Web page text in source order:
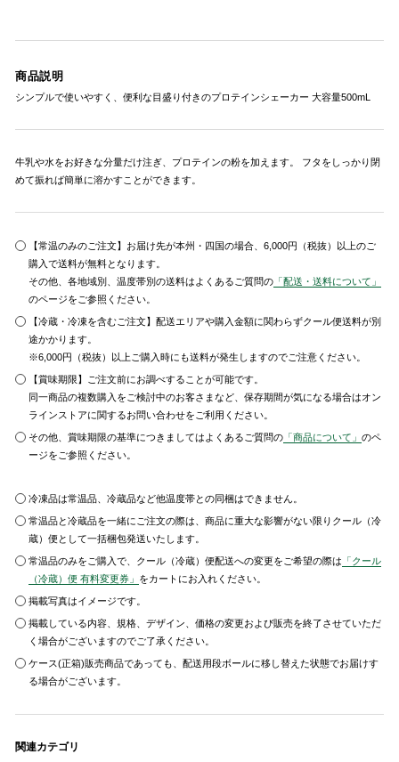
商品説明
シンプルで使いやすく、便利な目盛り付きのプロテインシェーカー 大容量500mL
牛乳や水をお好きな分量だけ注ぎ、プロテインの粉を加えます。 フタをしっかり閉
めて振れば簡単に溶かすことができます。
【常温のみのご注文】お届け先が本州・四国の場合、6,000円（税抜）以上のご
購入で送料が無料となります。
その他、各地域別、温度帯別の送料はよくあるご質問の 「配送・送料について」
のページをご参照ください。
【冷蔵・冷凍を含むご注文】配送エリアや購入金額に関わらずクール便送料が別
途かかります。
※6,000円（税抜）以上ご購入時にも送料が発生しますのでご注意ください。
【賞味期限】ご注文前にお調べすることが可能です。
同一商品の複数購入をご検討中のお客さまなど、保存期間が気になる場合はオン
ラインストアに関するお問い合わせをご利用ください。
その他、賞味期限の基準につきましてはよくあるご質問の 「商品について」のペ
ージをご参照ください。
冷凍品は常温品、冷蔵品など他温度帯との同梱はできません。
常温品と冷蔵品を一緒にご注文の際は、商品に重大な影響がない限りクール（冷
蔵）便として一括梱包発送いたします。
常温品のみをご購入で、クール（冷蔵）便配送への変更をご希望の際は 「クール
（冷蔵）便 有料変更券」 をカートにお入れください。
掲載写真はイメージです。
掲載している内容、規格、デザイン、価格の変更および販売を終了させていただ
く場合がございますのでご了承ください。
ケース(正箱)販売商品であっても、配送用段ボールに移し替えた状態でお届けす
る場合がございます。
関連カテゴリ